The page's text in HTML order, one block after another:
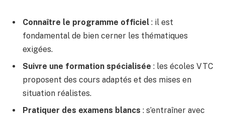
Connaître le programme officiel : il est
fondamental de bien cerner les thématiques
exigées.
Suivre une formation spécialisée : les écoles VTC
proposent des cours adaptés et des mises en
situation réalistes.
Pratiquer des examens blancs : s’entraîner avec